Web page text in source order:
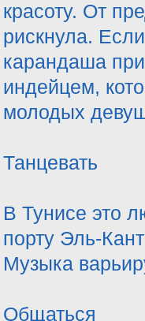
красоту. От
рискнула.
карандаша
индейцем,
молодых
Танцевать
В Тунисе это
порту Эль-
Музыка
Общаться